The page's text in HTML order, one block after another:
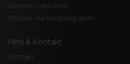
Unsere Projektorte
Affiliate-Partnerprogramm
Hilfe & Kontakt
Kontakt